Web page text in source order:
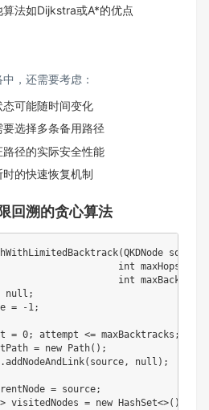
算法如Dijkstra或A*的优点
，还需要考虑：
态可能随时间变化
要选择多条备用路径
路径的实际安全性能
时的快速恢复机制
回溯的贪心算法
(QKDNode source
int maxHops
int
null ;
= -1;
= 0; attempt <= maxBacktracks ;
= new Path( ) ;
.addNodeAndLink( source, null ) ;
= source;
> visitedNodes = new HashSet<>( )